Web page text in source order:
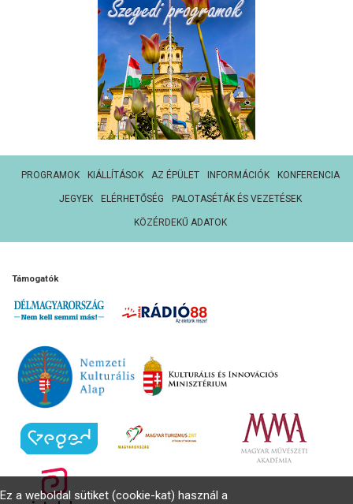
PROGRAMOK KIÁLLÍTÁSOK AZ ÉPÜLET INFORMÁCIÓK KONFERENCIA
JEGYEK ELÉRHETŐSÉG PALOTASÉTÁK ÉS VEZETÉSEK
KÖZÉRDEKŰ ADATOK
Támogatók
Ez a weboldal sütiket (cookie-kat) használ a